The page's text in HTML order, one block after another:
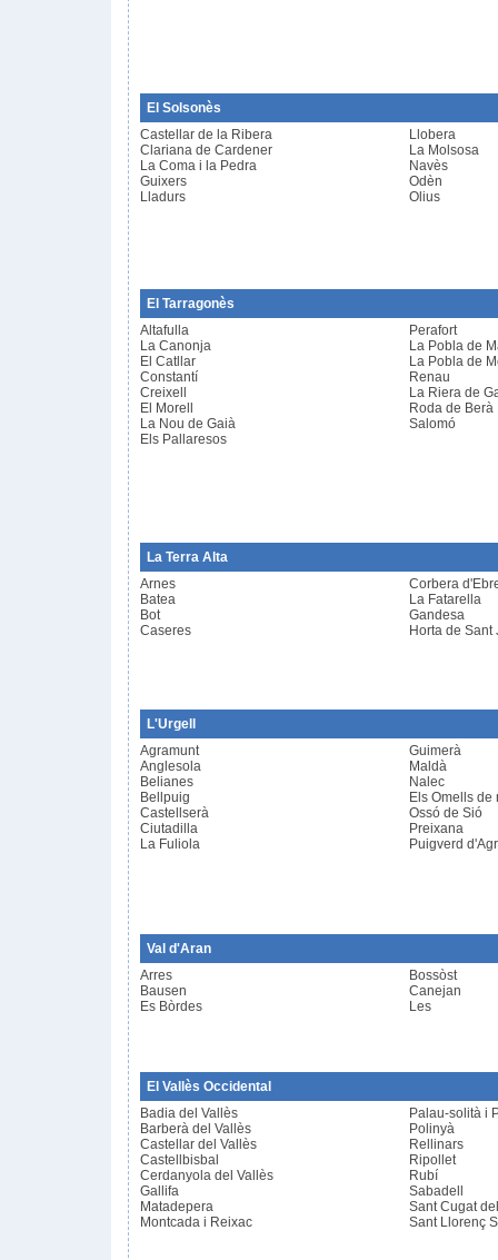
El Solsonès
Castellar de la Ribera
Clariana de Cardener
La Coma i la Pedra
Guixers
Lladurs
Llobera
La Molsosa
Navès
Odèn
Olius
El Tarragonès
Altafulla
La Canonja
El Catllar
Constantí
Creixell
El Morell
La Nou de Gaià
Els Pallaresos
Perafort
La Pobla de
La Pobla de
Renau
La Riera de
Roda de Berà
Salomó
La Terra Alta
Arnes
Batea
Bot
Caseres
Corbera
La Fatarella
Gandesa
Horta de Sant
L'Urgell
Agramunt
Anglesola
Belianes
Bellpuig
Castellserà
Ciutadilla
La Fuliola
Guimerà
Maldà
Nalec
Els Omells de
Ossó de Sió
Preixana
Puigverd
Val d'Aran
Arres
Bausen
Es Bòrdes
Bossòst
Canejan
Les
El Vallès Occidental
Badia del Vallès
Barberà del Vallès
Castellar del Vallès
Castellbisbal
Cerdanyola del Vallès
Gallifa
Matadepera
Montcada i Reixac
Palau-solità i
Polinyà
Rellinars
Ripollet
Rubí
Sabadell
Sant Cugat
Sant Llorenç